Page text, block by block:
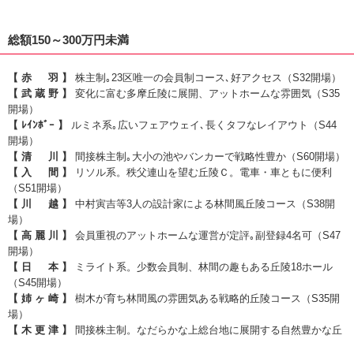
法人のお客様
総額150～300万円未満
【 赤 羽 】
株主制｡23区唯一の会員制コース､好アクセス（S32開場）
【 武 蔵 野 】
変化に富む多摩丘陵に展開、アットホームな雰囲気（S35
開場）
【 ﾚｲﾝﾎﾞｰ 】
ルミネ系｡広いフェアウェイ､長くタフなレイアウト（S44
開場）
【 清 川 】
間接株主制｡大小の池やバンカーで戦略性豊か（S60開場）
【 入 間 】
リソル系。秩父連山を望む丘陵Ｃ。電車・車ともに便利
（S51開場）
【 川 越 】
中村寅吉等3人の設計家による林間風丘陵コース（S38開
場）
【 高 麗 川 】
会員重視のアットホームな運営が定評｡副登録4名可（S47
開場）
【 日 本 】
ミライト系。少数会員制、林間の趣もある丘陵18ホール
（S45開場）
【 姉 ヶ 崎 】
樹木が育ち林間風の雰囲気ある戦略的丘陵コース（S35開
場）
【 木 更 津 】
間接株主制。なだらかな上総台地に展開する自然豊かな丘